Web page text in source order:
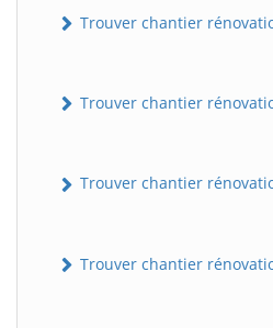
Trouver chantier
Trouver chantier
Trouver chantier
Trouver chantier